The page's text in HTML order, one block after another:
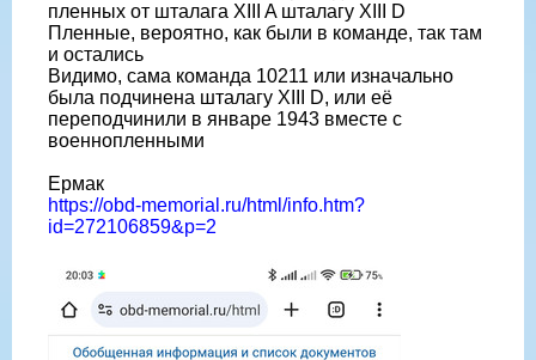
пленных от шталага XIII A шталагу XIII D
Пленные, вероятно, как были в команде, так там
и остались
Видимо, сама команда 10211 или изначально
была подчинена шталагу XIII D, или еë
переподчинили в январе 1943 вместе с
военнопленными
Ермак
https://obd-memorial.ru/html/info.htm?
id=272106859&p=2